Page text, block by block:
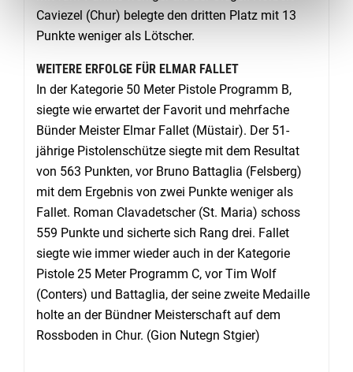
Caviezel (Chur) belegte den dritten Platz mit 13
Punkte weniger als Lötscher.
WEITERE ERFOLGE FÜR ELMAR FALLET
In der Kategorie 50 Meter Pistole Programm B,
siegte wie erwartet der Favorit und mehrfache
Bünder Meister Elmar Fallet (Müstair). Der 51-
jährige Pistolenschütze siegte mit dem Resultat
von 563 Punkten, vor Bruno Battaglia (Felsberg)
mit dem Ergebnis von zwei Punkte weniger als
Fallet. Roman Clavadetscher (St. Maria) schoss
559 Punkte und sicherte sich Rang drei. Fallet
siegte wie immer wieder auch in der Kategorie
Pistole 25 Meter Programm C, vor Tim Wolf
(Conters) und Battaglia, der seine zweite Medaille
holte an der Bündner Meisterschaft auf dem
Rossboden in Chur. (Gion Nutegn Stgier)